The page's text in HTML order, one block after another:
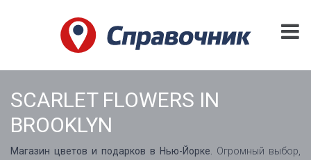
SCARLET FLOWERS IN
BROOKLYN
Магазин цветов и подарков в Нью-Йорке.
Огромный выбор,